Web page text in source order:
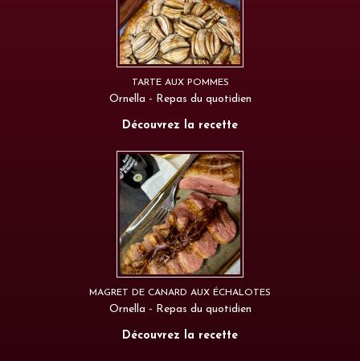
TARTE AUX POMMES
Ornella - Repas du quotidien
Découvrez la recette
MAGRET DE CANARD AUX ÉCHALOTES
Ornella - Repas du quotidien
Découvrez la recette